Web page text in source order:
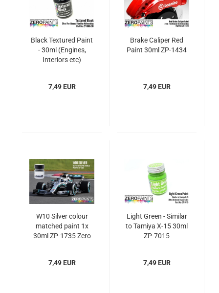
Black Textured Paint
- 30ml (Engines,
Interiors etc)
7,49 EUR
Brake Caliper Red
Paint 30ml ZP-1434
7,49 EUR
W10 Silver colour
matched paint 1x
30ml ZP-1735 Zero
7,49 EUR
Light Green - Similar
to Tamiya X-15 30ml
ZP-7015
7,49 EUR